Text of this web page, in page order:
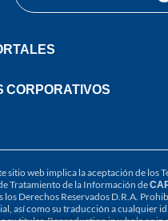
CORPORATIVOS
sitio web implica la aceptación de los
Tratamiento de la Información de
los Derechos Reservados D.R.A.
así como su traducción a cualquier